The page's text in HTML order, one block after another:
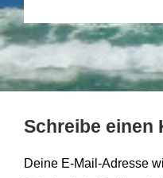
Schreibe einen
Deine E-Mail-Adresse